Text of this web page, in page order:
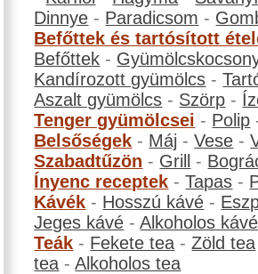
Dinnye - Paradicsom -
Befőttek és tartósított
Befőttek -
Kandírozott gyümölcs -
Aszalt gyümölcs - Szörp -
Tenger gyümölcsei - Polip
Belsőségek - Máj -Vese -
Szabadtűzön - Grill -
Ínyenc receptek -Tapas -
Kávék - Hosszú kávé -
Jeges kávé -Alkoholos kávé
Teák - Fekete tea -Zöld tea
tea -Alkoholos tea